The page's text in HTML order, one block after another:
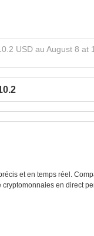
USD au August 8 at
et en temps réel.
en direct